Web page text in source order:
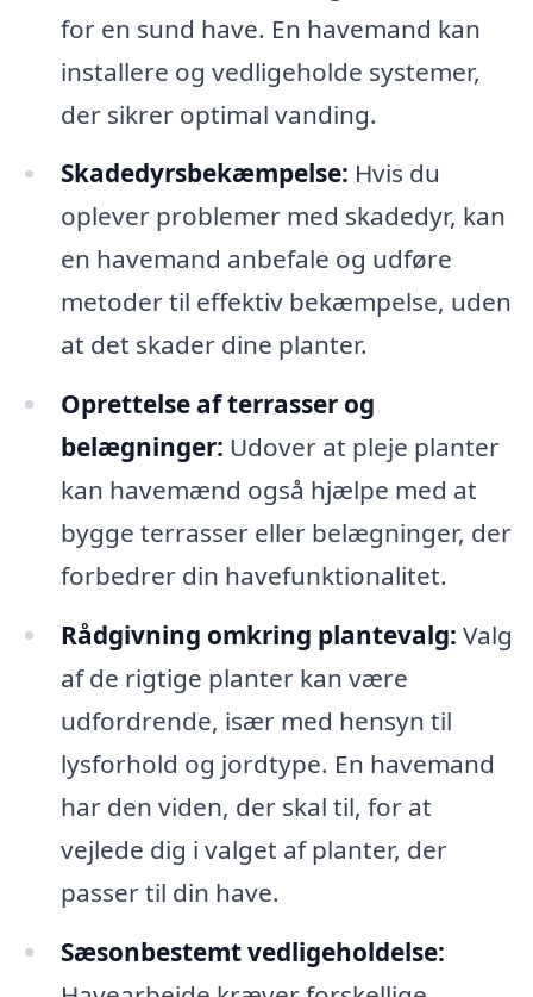
for en sund have. En havemand kan
installere og vedligeholde systemer,
der sikrer optimal vanding.
Skadedyrsbekæmpelse: Hvis du
oplever problemer med skadedyr, kan
en havemand anbefale og udføre
metoder til effektiv bekæmpelse, uden
at det skader dine planter.
Oprettelse af terrasser og
belægninger: Udover at pleje planter
kan havemænd også hjælpe med at
bygge terrasser eller belægninger, der
forbedrer din havefunktionalitet.
Rådgivning omkring plantevalg: Valg
af de rigtige planter kan være
udfordrende, især med hensyn til
lysforhold og jordtype. En havemand
har den viden, der skal til, for at
vejlede dig i valget af planter, der
passer til din have.
Sæsonbestemt vedligeholdelse: